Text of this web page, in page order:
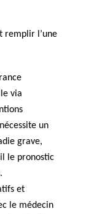
remplir l’une
via
un
grave,
le pronostic
et
le médecin